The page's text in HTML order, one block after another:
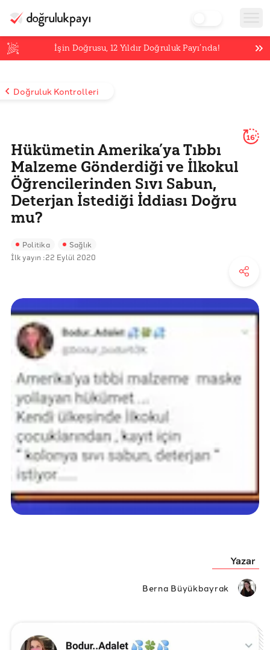
İşin Doğrusu,12 Yıldır Doğruluk Payı’nda!
Doğruluk Kontrolleri
Hükümetin Amerika’ya Tıbbı
Malzeme Gönderdiği ve İlkokul
Öğrencilerinden Sıvı Sabun,
Deterjan İstediği İddiası Doğru
mu?
16'
Politika Sağlık
İlk yayın :22 Eylül 2020
Yazar
Berna Büyükbayrak